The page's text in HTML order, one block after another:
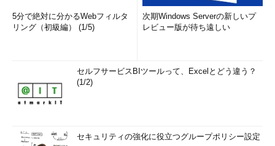
このように、プロジェクトマネージャはいかに問題なく作り込
ここで、品質の確保の手段としてよくいわれるレビューについ
ても触れておこう。
どうか確認するための手段であり、品質を確保するためのベスト
5分で絶対に分かるWebフィルタ
リング（初級編） (1/5)
次期Windows Serverの新しいプ
レビュー版が待ち遠しい
セルフサービスBIツールって、Excelとどう違う？
(1/2)
セキュリティの強化に役立つグループポリシー設定